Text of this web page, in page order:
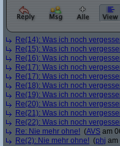
Re(14): Was ich noch
Re(15): Was ich noch
Re(16): Was ich noch
Re(17): Was ich noch
Re(17): Was ich noch
Re(18): Was ich noch
Re(19): Was ich noch
Re(20): Was ich noch
Re(21): Was ich noch
Re(22): Was ich noch
Re: Nie mehr ohne! (AVS am
Re(2): Nie mehr ohne! (phj am